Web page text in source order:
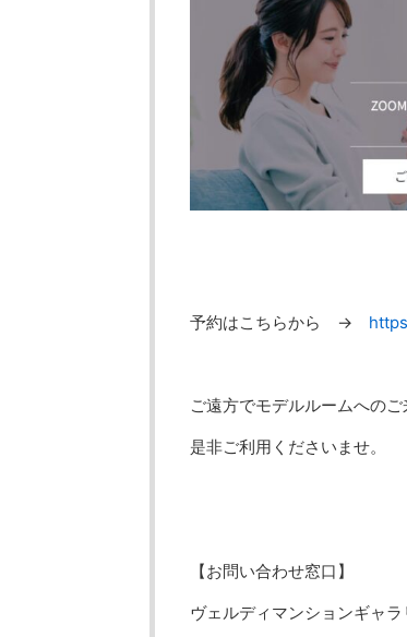
予約はこちらから →
ご遠方でモデルルームへの
是非ご利用くださいませ。
【お問い合わせ窓口】
ヴェルディマンションギャラ